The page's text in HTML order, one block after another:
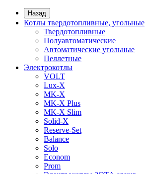
Назад
Котлы твердотопливные, угольные
Твердотопливные
Полуавтоматические
Автоматические угольные
Пеллетные
Электрокотлы
VOLT
Lux-X
MK-X
MK-X Plus
MK-X Slim
Solid-X
Reserve-Set
Balance
Solo
Econom
Prom